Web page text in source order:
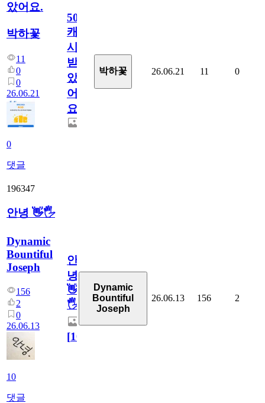
았어요.
박하꽃
11
0
0
26.06.21
0
댓글
50
캐
시
받
았
어
요.
박하꽃 26.06.21 11 0
196347
안녕 👋🖐
Dynamic
Bountiful
Joseph
156
2
0
26.06.13
10
댓글
안
녕
👋
🖐
[10
Dynamic
Bountiful
Joseph
26.06.13 156 2